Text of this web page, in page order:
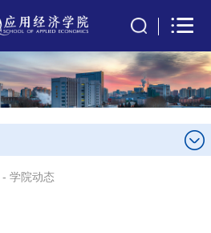
-学院动态